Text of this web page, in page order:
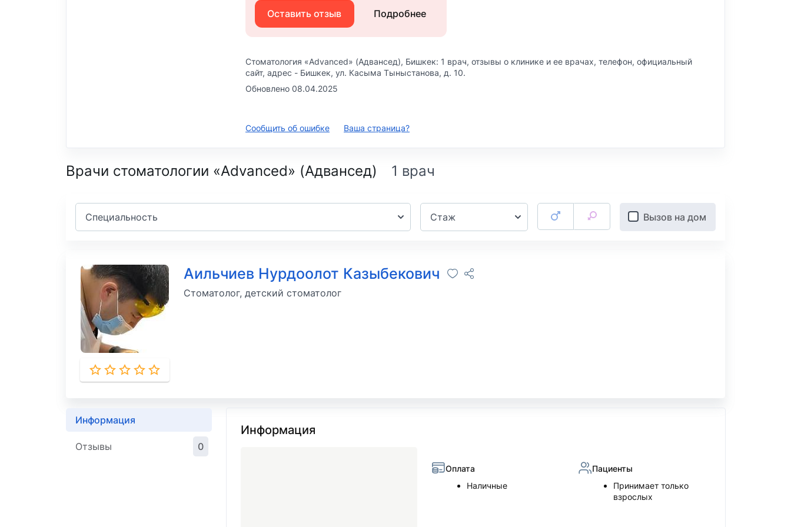
Оставить отзыв Подробнее
Стоматология «Advanced» (Адвансед), Бишкек: 1 врач, отзывы о клинике и ее врачах, телефон, официальный
сайт, адрес - Бишкек, ул. Касыма Тыныстанова, д. 10.
Обновлено 08.04.2025
Сообщить об ошибке Ваша страница?
Врачи стоматологии «Advanced» (Адвансед)
Специальность Стаж Вызов на дом
Аильчиев Нурдоолот Казыбекович
Стоматолог, детский стоматолог
Информация
Отзывы 0
Информация
Оплата
Наличные
Пациенты
Принимает только
взрослых